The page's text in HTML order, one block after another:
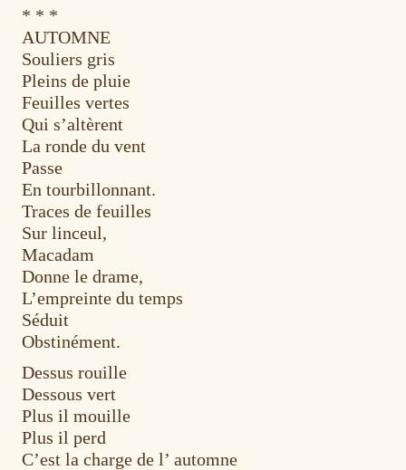
* * *
AUTOMNE
Souliers gris
Pleins de pluie
Feuilles vertes
Qui s’altèrent
La ronde du vent
Passe
En tourbillonnant.
Traces de feuilles
Sur linceul,
Macadam
Donne le drame,
L’empreinte du temps
Séduit
Obstinément.
Dessus rouille
Dessous vert
Plus il mouille
Plus il perd
C’est la charge de l’ automne